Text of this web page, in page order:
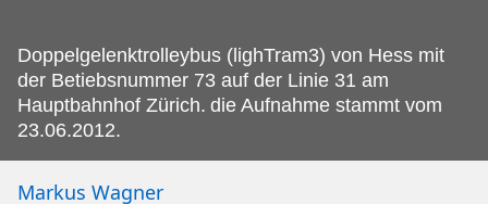
Doppelgelenktrolleybus (lighTram3) von Hess mit
der Betiebsnummer 73 auf der Linie 31 am
Hauptbahnhof Zürich. die Aufnahme stammt vom
23.06.2012.
Markus Wagner